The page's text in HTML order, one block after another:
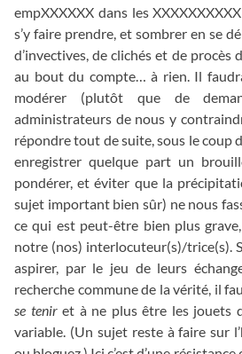
empXXXXXX dans les
s’y faire prendre, et sombrer en se
d’invectives, de clichés et de procès
au bout du compte… à rien. Il
modérer (plutôt que de
administrateurs de nous y
répondre tout de suite, sous le coup
enregistrer quelque part un
pondérer, et éviter que la
sujet important bien sûr) ne nous
ce qui est peut-être bien plus
notre (nos) interlocuteur(s)/trice(s).
aspirer, par le jeu de leurs
recherche commune de la vérité, il
se teniret à ne plus être les jouets
variable. (Un sujet reste à faire sur